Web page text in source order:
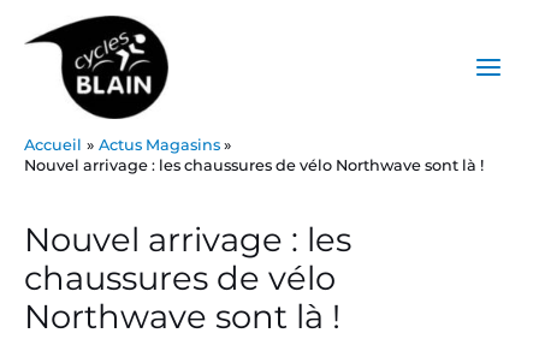
contenu
Menu
Accueil
Actus Magasins
Nouvel arrivage : les chaussures de vélo Northwave sont là !
Nouvel arrivage : les
chaussures de vélo
Northwave sont là !